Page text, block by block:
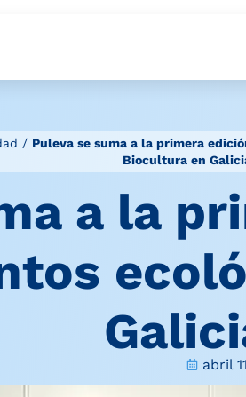
/ Puleva se suma a la primera
Biocultura en
a la
abril